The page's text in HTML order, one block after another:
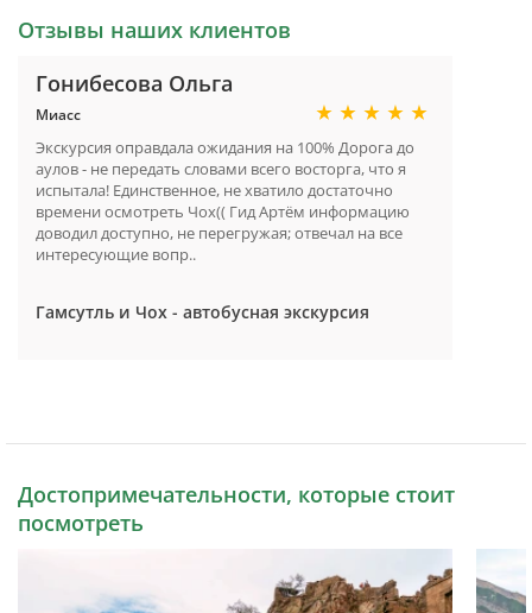
Отзывы наших клиентов
Гонибесова Ольга
Миасс
Экскурсия оправдала ожидания на 100% Дорога до
аулов - не передать словами всего восторга, что я
испытала! Единственное, не хватило достаточно
времени осмотреть Чох(( Гид Артём информацию
доводил доступно, не перегружая; отвечал на все
интересующие вопр..
Гамсутль и Чох - автобусная экскурсия
Достопримечательности, которые стоит
посмотреть